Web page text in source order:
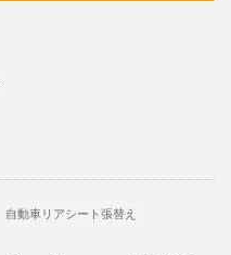
自動車リアシート張替え